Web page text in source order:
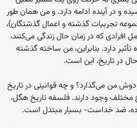
و در آینده ادامه دارد. و من همان طور
تجربیات گذشته و اعمال گذشتگان)،
که در زمان حال زندگی می‌کنند،
دارد. بنابراین، من ساخته گذشته
در تاریخ، این است.
دوش من می‌گذارد؟ و چه قوانینی در تاریخ
مختلف وجود دارند. فلسفه تاریخ هگل،
ضد خداست- بسیار مبتذل است.